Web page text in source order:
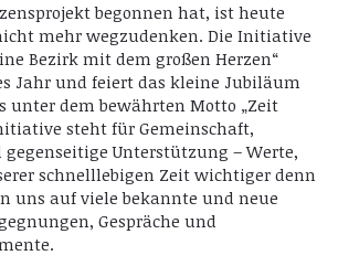
begonnen hat, ist heute
mehr wegzudenken. Die Initiative
Bezirk mit dem großen Herzen“
Jahr und feiert das kleine Jubiläum
unter dem bewährten Motto „Zeit
steht für Gemeinschaft,
Unterstützung – Werte,
schnelllebigen Zeit wichtiger denn
uns auf viele bekannte und neue
Gespräche und